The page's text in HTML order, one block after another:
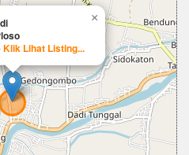
Klik Lihat Listing...
×